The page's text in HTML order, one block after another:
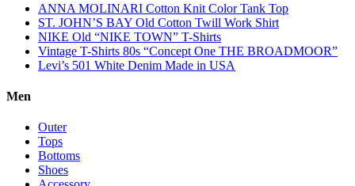
ANNA MOLINARI Cotton Knit Color Tank Top
ST. JOHN’S BAY Old Cotton Twill Work Shirt
NIKE Old “NIKE TOWN” T-Shirts
Vintage T-Shirts 80s “Concept One THE BROADMOOR”
Levi’s 501 White Denim Made in USA
Men
Outer
Tops
Bottoms
Shoes